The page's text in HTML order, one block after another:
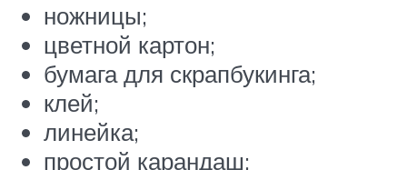
ножницы;
цветной картон;
бумага для скрапбукинга;
клей;
линейка;
простой карандаш;